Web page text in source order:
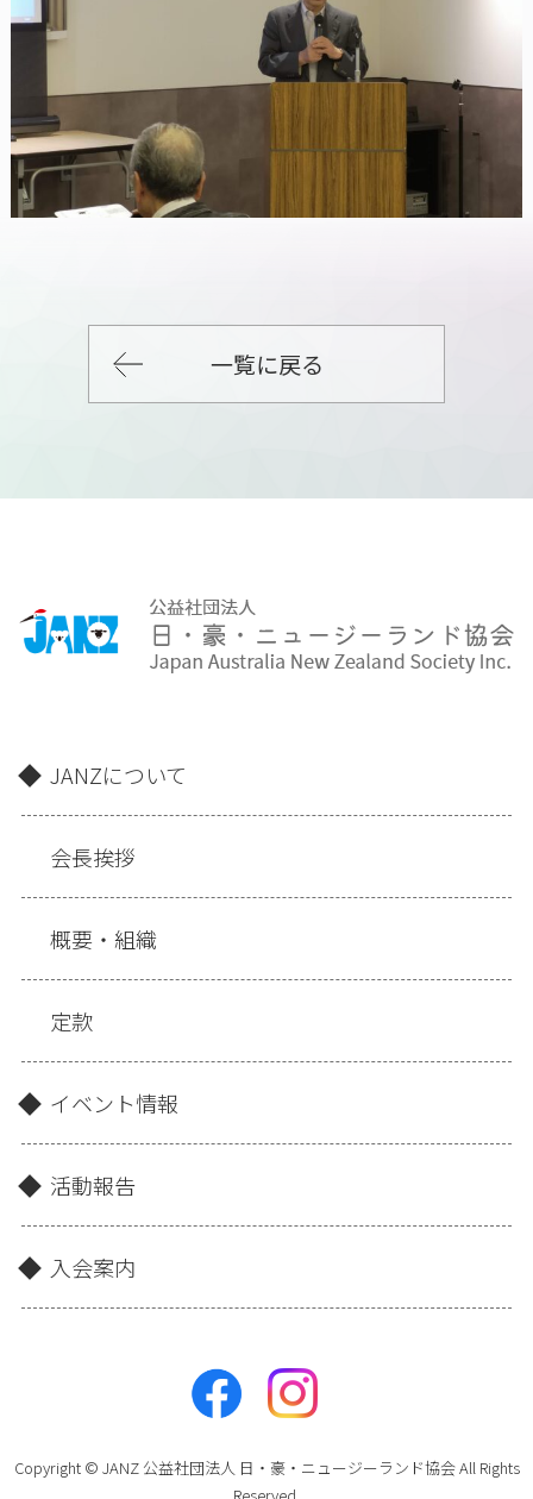
一覧に戻る
JANZについて
会長挨拶
概要・組織
定款
イベント情報
活動報告
入会案内
Copyright © JANZ 公益社団法人 日・豪・ニュージーランド協会 All Rights